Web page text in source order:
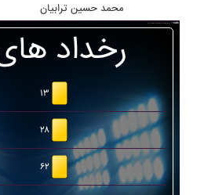
محمد حسين ترابيان
رخداد
۱۳
۲۸
۶۲